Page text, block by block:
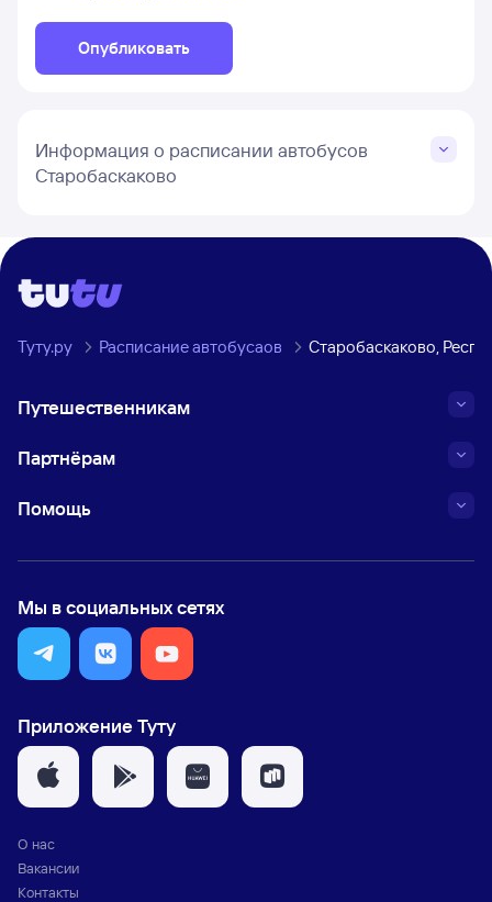
Опубликовать
Информация о расписании автобусов
Старобаскаково
Туту.ру Расписание автобусаов Старобаскаково,
Путешественникам
Партнёрам
Помощь
Мы в социальных сетях
Приложение Туту
О нас
Вакансии
Контакты